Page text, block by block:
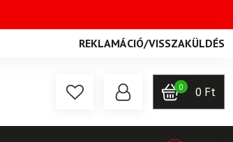
REKLAMÁCIÓ/VISSZAKÜLDÉS
0 0 Ft